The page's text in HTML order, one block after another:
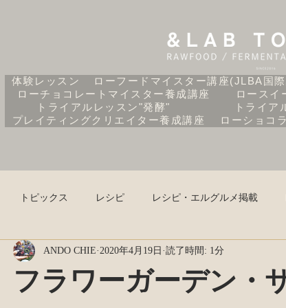
体験レッスン ローフードマイスター講座(JLBA国際
ローチョコレートマイスター養成講座
ロースイ
トライアルレッスン"発酵"
トライア
プレイティングクリエイター養成講座
ローショコ
トピックス レシピ レシピ・エルグルメ掲載
・ヘルシーレシピ レシピ・季節の手仕事
フラワーガーデン・
ANDO CHIE 2020年4月19日 読了時間: 1分